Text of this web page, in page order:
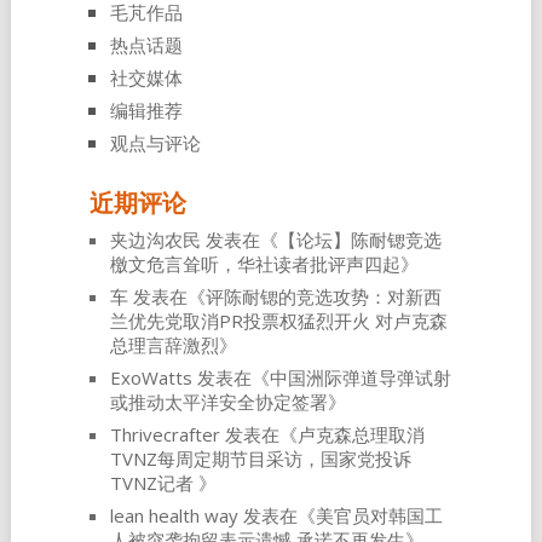
毛芃作品
热点话题
社交媒体
编辑推荐
观点与评论
近期评论
夹边沟农民 发表在《 【论坛】陈耐锶竞选
檄文危言耸听，华社读者批评声四起》
车发表在《评陈耐锶的竞选攻势：对新西
兰优先党取消PR投票权猛烈开火 对卢克森
总理言辞激烈》
ExoWatts 发表在《中国洲际弹道导弹试射
或推动太平洋安全协定签署》
Thrivecrafter发表在《卢克森总理取消
TVNZ每周定期节目采访，国家党投诉
TVNZ记者 》
lean health way发表在《美官员对韩国工